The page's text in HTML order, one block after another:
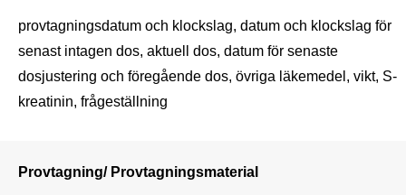
provtagningsdatum och klockslag, datum och klockslag för
senast intagen dos, aktuell dos, datum för senaste
dosjustering och föregående dos, övriga läkemedel, vikt, S-
kreatinin, frågeställning
Provtagning/ Provtagningsmaterial